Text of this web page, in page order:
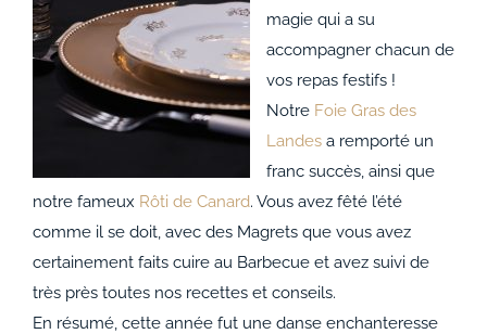
AUTRES
ACCOMPAGNEMENTS
AVANTAGES
0
magie qui a su
accompagner chacun de
vos repas festifs !
Notre Foie Gras des
Landesa remporté un
franc succès, ainsi que
notre fameux Rôti de Canard. Vous avez fêté l’été
comme il se doit, avec des Magrets que vous avez
certainement faits cuire au Barbecue et avez suivi de
très près toutes nos recettes et conseils.
En résumé, cette année fut une danse enchanteresse